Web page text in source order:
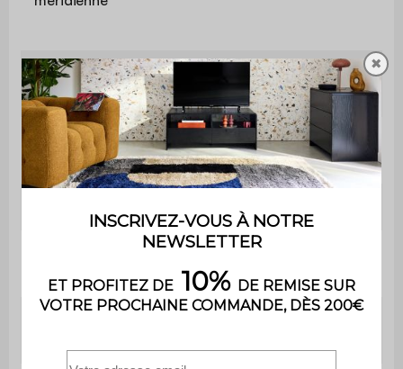
Largeur
d'accoudoir
13 cm
Confort de
l'assise
Equilibré
✖